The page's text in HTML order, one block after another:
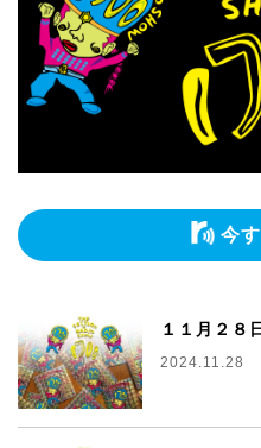
今
１１月２８
2024.11.28